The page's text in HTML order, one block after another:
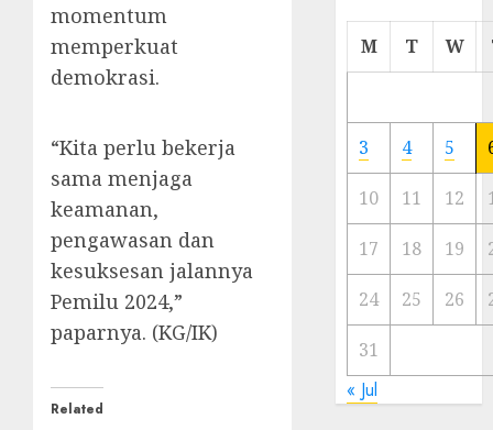
momentum
memperkuat
demokrasi.
“Kita perlu bekerja
sama menjaga
keamanan,
pengawasan dan
kesuksesan jalannya
Pemilu 2024,”
paparnya. (KG/IK)
Related
Cermin
Ibu
Kota
23/11/
M T W
3 4 5
10 11 12
17 18 19
24 25 26
31
« Jul